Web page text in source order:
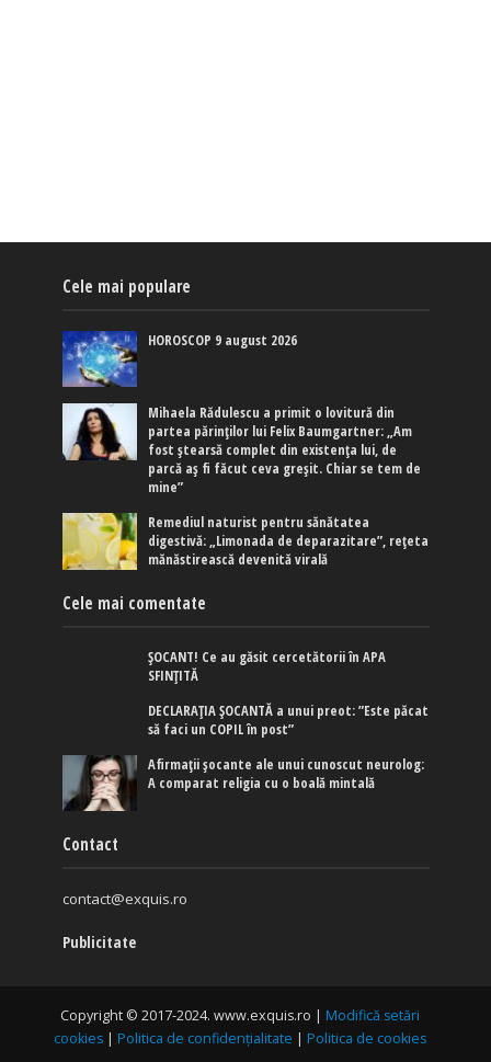
Cele mai populare
HOROSCOP 9 august 2026
Mihaela Rădulescu a primit o lovitură din
partea părinților lui Felix Baumgartner: „Am
fost ștearsă complet din existența lui, de
parcă aș fi făcut ceva greșit. Chiar se tem de
mine”
Remediul naturist pentru sănătatea
digestivă: „Limonada de deparazitare”, rețeta
mănăstirească devenită virală
Cele mai comentate
ȘOCANT! Ce au găsit cercetătorii în APA
SFINȚITĂ
DECLARAȚIA ȘOCANTĂ a unui preot: ”Este păcat
să faci un COPIL în post”
Afirmaţii şocante ale unui cunoscut neurolog:
A comparat religia cu o boală mintală
Contact
contact@exquis.ro
Publicitate
Copyright © 2017-2024. www.exquis.ro | Modifică setări
cookies | Politica de confidențialitate | Politica de cookies